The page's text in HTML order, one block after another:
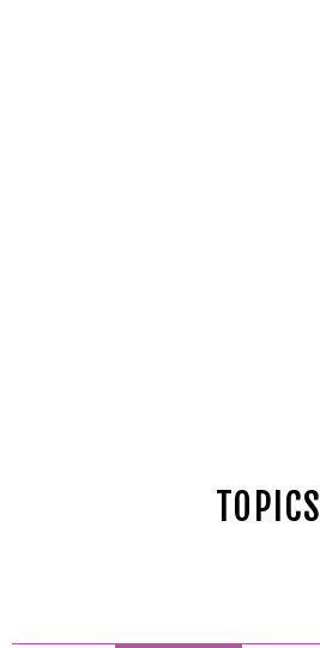
TOPICS